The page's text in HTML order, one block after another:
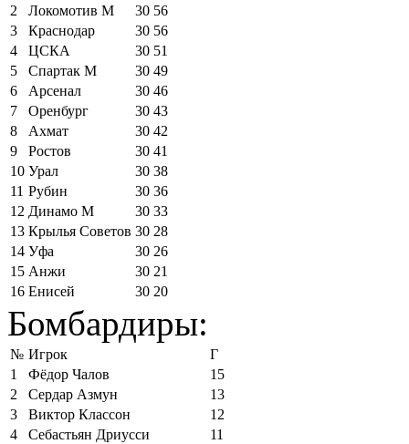
2
Локомотив М 30 56
3
Краснодар 30 56
4
ЦСКА 30 51
5
Спартак М 30 49
6
Арсенал 30 46
7
Оренбург 30 43
8
Ахмат 30 42
9
Ростов 30 41
10 Урал 30 38
11 Рубин 30 36
12 Динамо М 30 33
13 Крылья Советов 30 28
14 Уфа 30 26
15 Анжи 30 21
16 Енисей 30 20
Бомбардиры:
№ Игрок
Г
1
Фёдор Чалов
15
2
Сердар Азмун
13
3
Виктор Классон
12
4
Себастьян Дриусси
11